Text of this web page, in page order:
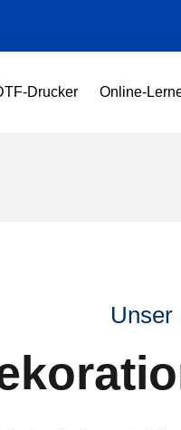
Drucker Online-
Unser